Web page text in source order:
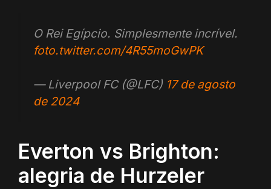
O Rei Egípcio. Simplesmente incrível.
foto.twitter.com/4R55moGwPK
— Liverpool FC (@LFC) 17 de agosto
de 2024
Everton vs Brighton:
alegria de Hurzeler